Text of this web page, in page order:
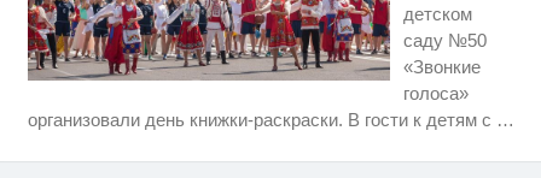
детском
саду №50
«Звонкие
голоса»
организовали день книжки-раскраски. В гости к детям с …
Крыма: Что люди вытворяют,